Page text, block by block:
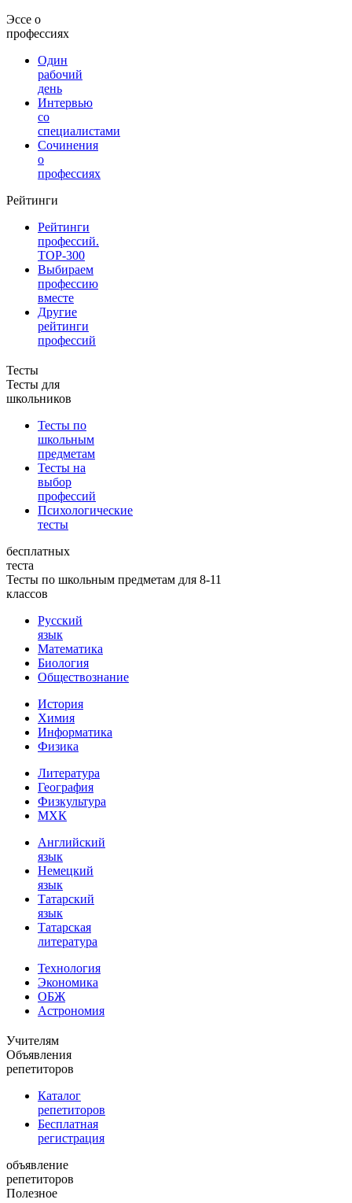
Эссе о
профессиях
Один
рабочий
день
Интервью
со
специалистами
Сочинения
о
профессиях
Рейтинги
Рейтинги
профессий.
TOP-300
Выбираем
профессию
вместе
Другие
рейтинги
профессий
Тесты
Тесты для
школьников
Тесты по
школьным
предметам
Тесты на
выбор
профессий
Психологические
тесты
бесплатных
теста
Тесты по школьным предметам для 8-11
классов
Русский
язык
Математика
Биология
Обществознание
История
Химия
Информатика
Физика
Литература
География
Физкультура
МХК
Английский
язык
Немецкий
язык
Татарский
язык
Татарская
литература
Технология
Экономика
ОБЖ
Астрономия
Учителям
Объявления
репетиторов
Каталог
репетиторов
Бесплатная
регистрация
объявление
репетиторов
Полезное